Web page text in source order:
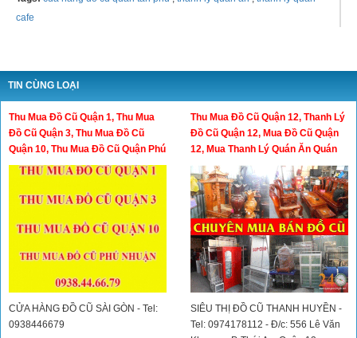
cafe
TIN CÙNG LOẠI
Thu Mua Đồ Cũ Quận 1, Thu Mua
Đồ Cũ Quận 3, Thu Mua Đồ Cũ
Quận 10, Thu Mua Đồ Cũ Quận Phú
Nhuận
CỬA HÀNG ĐỒ CŨ SÀI GÒN - Tel:
0938446679
Thu Mua Đồ Cũ Quận 12, Thanh Lý
Đồ Cũ Quận 12, Mua Đồ Cũ Quận
12, Mua Thanh Lý Quán Ăn Quán
Cafe
SIÊU THỊ ĐỒ CŨ THANH HUYỀN -
Tel: 0974178112 - Đ/c: 556 Lê Văn